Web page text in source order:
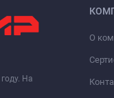
На
О